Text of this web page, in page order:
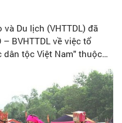
và Du lịch (VHTTDL) đã
BVHTTDL về việc tổ
dân tộc Việt Nam" thuộc
triển kinh tế - xã hội
miền núi năm 2025 của